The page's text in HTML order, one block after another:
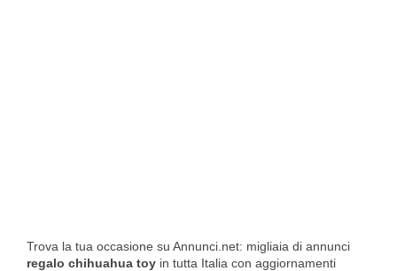
Trova la tua occasione su Annunci.net: migliaia di annunci
regalo chihuahua toy in tutta Italia con aggiornamenti